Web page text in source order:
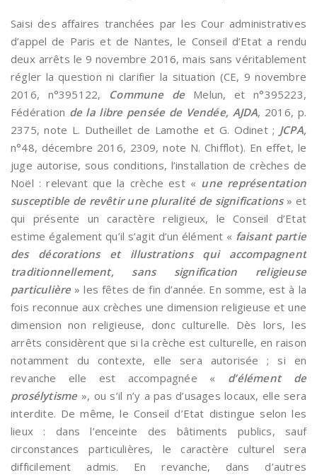
Saisi des affaires tranchées par les Cour administratives
d’appel de Paris et de Nantes, le Conseil d’Etat a rendu
deux arrêts le 9 novembre 2016, mais sans véritablement
régler la question ni clarifier la situation (CE, 9 novembre
2016, n°395122, Commune de Melun, et n°395223,
Fédération de la libre pensée de Vendée, AJDA, 2016, p.
2375, note L. Dutheillet de Lamothe et G. Odinet ; JCPA,
n°48, décembre 2016, 2309, note N. Chifflot). En effet, le
juge autorise, sous conditions, l’installation de crèches de
Noël : relevant que la crèche est « une représentation
susceptible de revêtir une pluralité de significations» et
qui présente un caractère religieux, le Conseil d’Etat
estime également qu’il s’agit d’un élément « faisant partie
des décorations et illustrations qui accompagnent
traditionnellement, sans signification religieuse
particulière» les fêtes de fin d’année. En somme, est à la
fois reconnue aux crèches une dimension religieuse et une
dimension non religieuse, donc culturelle. Dès lors, les
arrêts considèrent que si la crèche est culturelle, en raison
notamment du contexte, elle sera autorisée ; si en
revanche elle est accompagnée « d’élément de
prosélytisme», ou s’il n’y a pas d’usages locaux, elle sera
interdite. De même, le Conseil d’Etat distingue selon les
lieux : dans l’enceinte des bâtiments publics, sauf
circonstances particulières, le caractère culturel sera
difficilement admis. En revanche, dans d’autres